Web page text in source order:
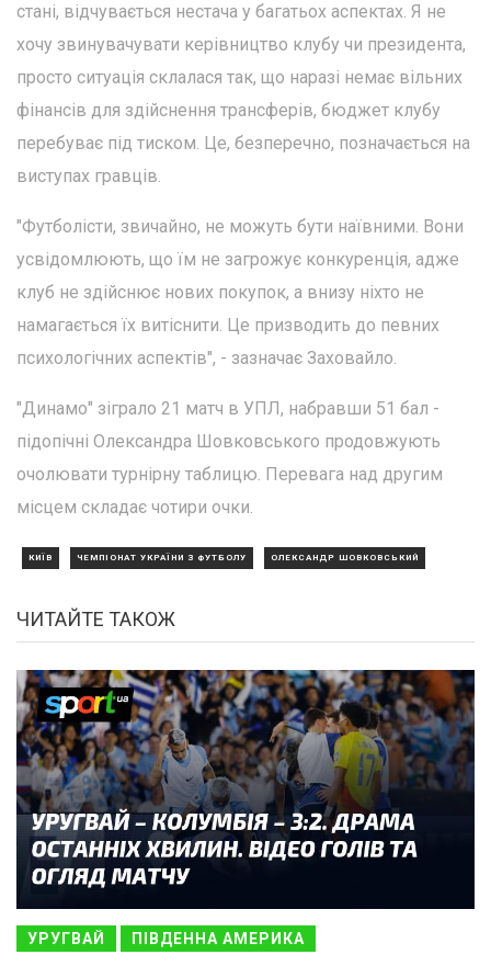
стані, відчувається нестача у багатьох аспектах. Я не
хочу звинувачувати керівництво клубу чи президента,
просто ситуація склалася так, що наразі немає вільних
фінансів для здійснення трансферів, бюджет клубу
перебуває під тиском. Це, безперечно, позначається на
виступах гравців.
"Футболісти, звичайно, не можуть бути наївними. Вони
усвідомлюють, що їм не загрожує конкуренція, адже
клуб не здійснює нових покупок, а внизу ніхто не
намагається їх витіснити. Це призводить до певних
психологічних аспектів", - зазначає Заховайло.
"Динамо" зіграло 21 матч в УПЛ, набравши 51 бал -
підопічні Олександра Шовковського продовжують
очолювати турнірну таблицю. Перевага над другим
місцем складає чотири очки.
КИЇВ ЧЕМПІОНАТ УКРАЇНИ З ФУТБОЛУ ОЛЕКСАНДР ШОВКОВСЬКИЙ
ЧИТАЙТЕ ТАКОЖ
УРУГВАЙ ПІВДЕННА АМЕРИКА